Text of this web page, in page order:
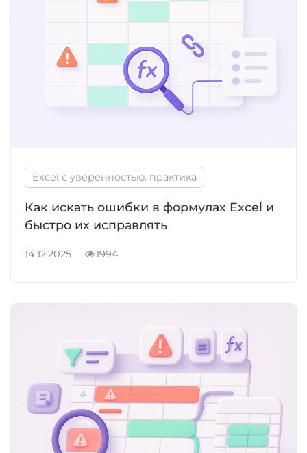
Excel с уверенностью:
Формулы в excel
Excel с уверенностью: практика
Как искать ошибки в формулах Excel и
быстро их исправлять
14.12.2025 1994